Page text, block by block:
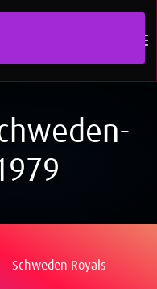
Schweden Royals